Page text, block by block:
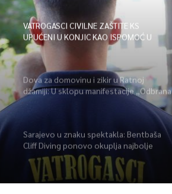
VATROGASCI CIVILNE ZAŠTITE KS
UPUĆENI U KONJIC KAO ISPOMOĆ U
GAŠENJU POŽARA
Dova za domovinu i zikir u Ratnoj
džamiji: U sklopu manifestacije „Odbrana
BiH – Igman 2026“ odana počast
Sarajevo u znaku spektakla: Bentbaša
Cliff Diving ponovo okuplja najbolje
skakače i vrhunsku zabavu